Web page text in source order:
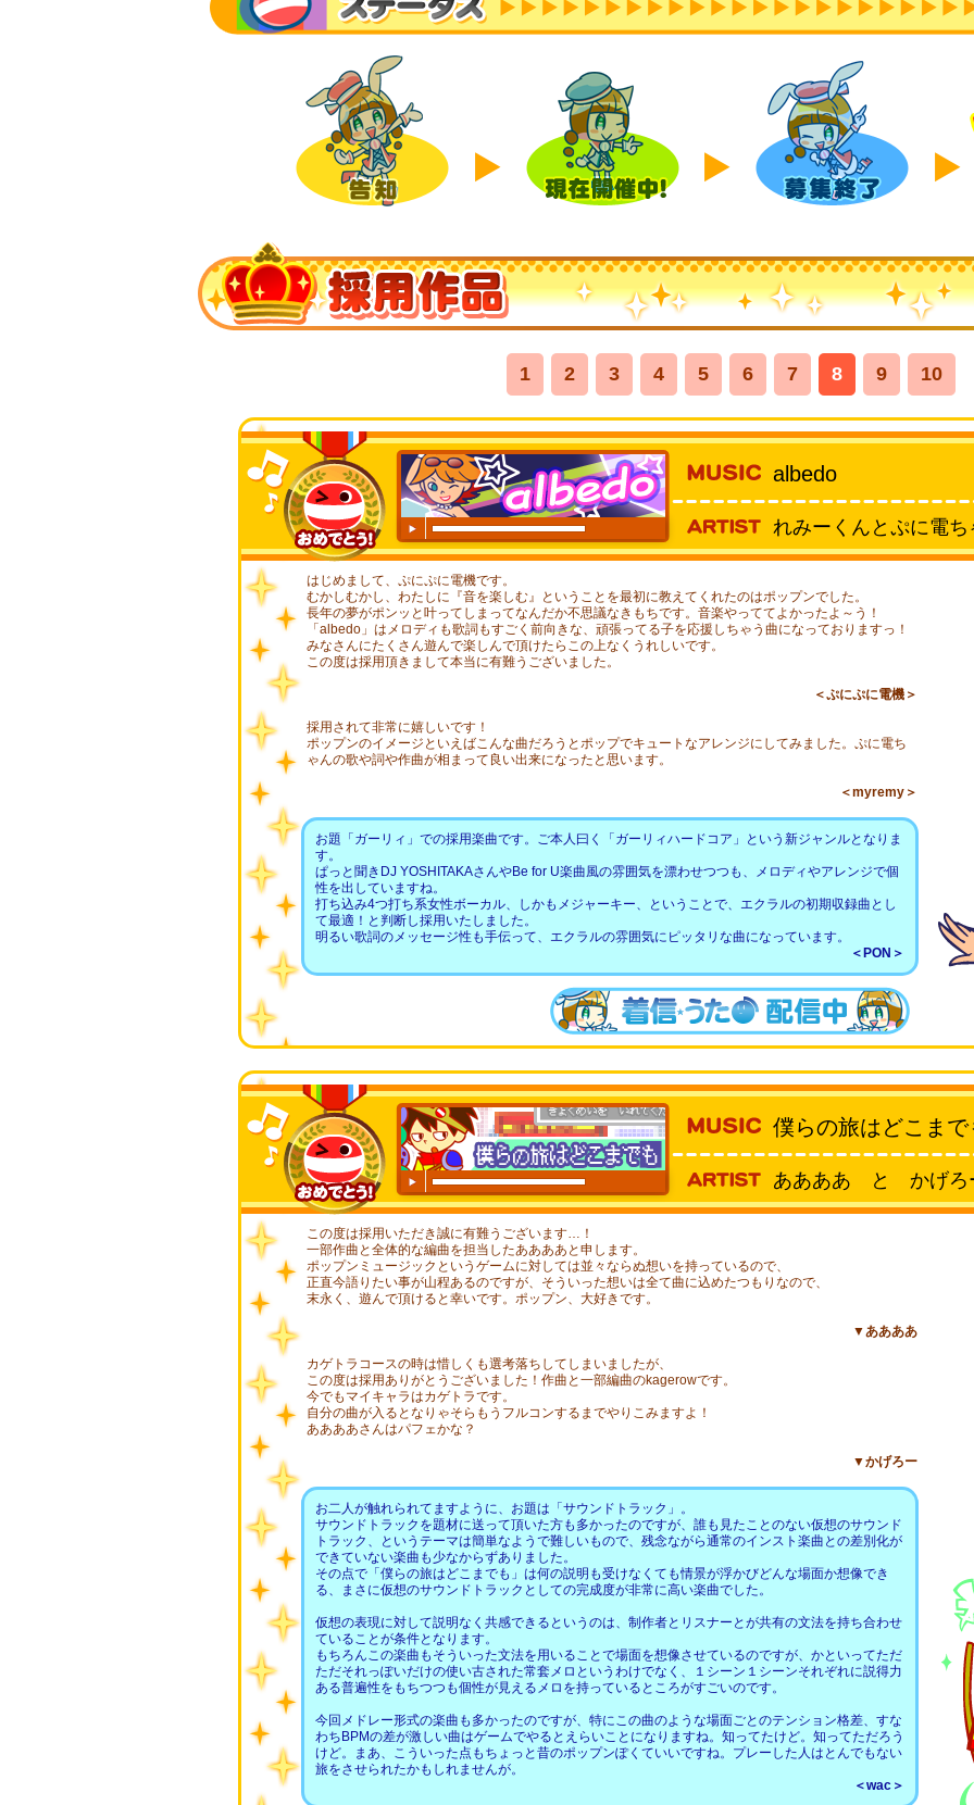
1 2 3 4 5 6 7 8 9 10
00:00/00:20
albedo
れみーくんとぷに電ち
はじめまして、ぷにぷに電機です。
むかしむかし、わたしに『音を楽しむ』ということを最初に教えてくれたのはポップンでした。
長年の夢がポンッと叶ってしまってなんだか不思議なきもちです。音楽やっててよかったよ～う！
「albedo」はメロディも歌詞もすごく前向きな、頑張ってる子を応援しちゃう曲になっておりますっ！
みなさんにたくさん遊んで楽しんで頂けたらこの上なくうれしいです。
この度は採用頂きまして本当に有難うございました。
＜ぷにぷに電機＞
採用されて非常に嬉しいです！
ポップンのイメージといえばこんな曲だろうとポップでキュートなアレンジにしてみました。ぷに電ち
ゃんの歌や詞や作曲が相まって良い出来になったと思います。
＜myremy＞
お題「ガーリィ」での採用楽曲です。ご本人曰く「ガーリィハードコア」という新ジャンルとなりま
す。
ぱっと聞きDJ YOSHITAKAさんやBe for U楽曲風の雰囲気を漂わせつつも、メロディやアレンジで個
性を出していますね。
打ち込み4つ打ち系女性ボーカル、しかもメジャーキー、ということで、エクラルの初期収録曲とし
て最適！と判断し採用いたしました。
明るい歌詞のメッセージ性も手伝って、エクラルの雰囲気にピッタリな曲になっています。
＜PON＞
00:00/00:20
僕らの旅はどこまで
ああああ と かげ
この度は採用いただき誠に有難うございます…！
一部作曲と全体的な編曲を担当したああああと申します。
ポップンミュージックというゲームに対しては並々ならぬ想いを持っているので、
正直今語りたい事が山程あるのですが、そういった想いは全て曲に込めたつもりなので、
末永く、遊んで頂けると幸いです。ポップン、大好きです。
▼ああああ
カゲトラコースの時は惜しくも選考落ちしてしまいましたが、
この度は採用ありがとうございました！作曲と一部編曲のkagerowです。
今でもマイキャラはカゲトラです。
自分の曲が入るとなりゃそらもうフルコンするまでやりこみますよ！
ああああさんはパフェかな？
▼かげろー
お二人が触れられてますように、お題は「サウンドトラック」。
サウンドトラックを題材に送って頂いた方も多かったのですが、誰も見たことのない仮想のサウンド
トラック、というテーマは簡単なようで難しいもので、残念ながら通常のインスト楽曲との差別化が
できていない楽曲も少なからずありました。
その点で「僕らの旅はどこまでも」は何の説明も受けなくても情景が浮かびどんな場面か想像でき
る、まさに仮想のサウンドトラックとしての完成度が非常に高い楽曲でした。
仮想の表現に対して説明なく共感できるというのは、制作者とリスナーとが共有の文法を持ち合わせ
ていることが条件となります。
もちろんこの楽曲もそういった文法を用いることで場面を想像させているのですが、かといってただ
ただそれっぽいだけの使い古された常套メロというわけでなく、１シーン１シーンそれぞれに説得力
ある普遍性をもちつつも個性が見えるメロを持っているところがすごいのです。
今回メドレー形式の楽曲も多かったのですが、特にこの曲のような場面ごとのテンション格差、すな
わちBPMの差が激しい曲はゲームでやるとえらいことになりますね。知ってたけど。知ってただろう
けど。まあ、こういった点もちょっと昔のポップンぽくていいですね。プレーした人はとんでもない
旅をさせられたかもしれませんが。
＜wac＞